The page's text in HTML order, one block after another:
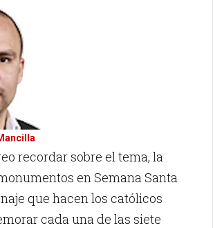
recordar sobre el tema, la
en Semana Santa
que hacen los católicos
cada una de las siete